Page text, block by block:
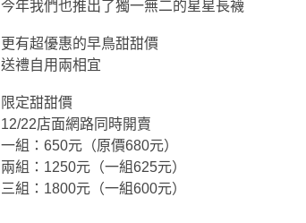
今年我們也推出了獨一無二的星星長襪
更有超優惠的早鳥甜甜價
送禮自用兩相宜
限定甜甜價
12/22店面網路同時開賣
一組：650元（原價680元）
兩組：1250元（一組625元）
三組：1800元（一組600元）